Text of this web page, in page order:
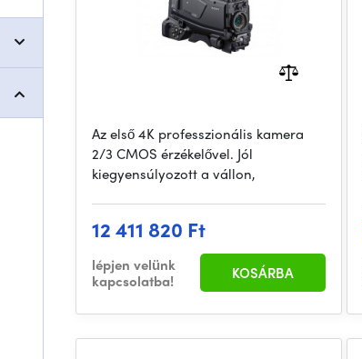
Az első 4K professzionális kamera
2/3 CMOS érzékelővel. Jól
kiegyensúlyozott a vállon,
12 411 820 Ft
lépjen velünk
kapcsolatba!
KOSÁRBA